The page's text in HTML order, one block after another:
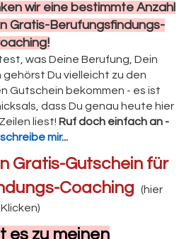
wir eine bestimmte Anzahl
Gratis-Berufungsfindungs-
was Deine Berufung, Dein
Du vielleicht zu den
Gutschein bekommen - es ist
dass Du genau heute hier
liest! Ruf doch einfach an -
mir...
Gratis-Gutschein für
Coaching (hier
Klicken)
es zu meinen